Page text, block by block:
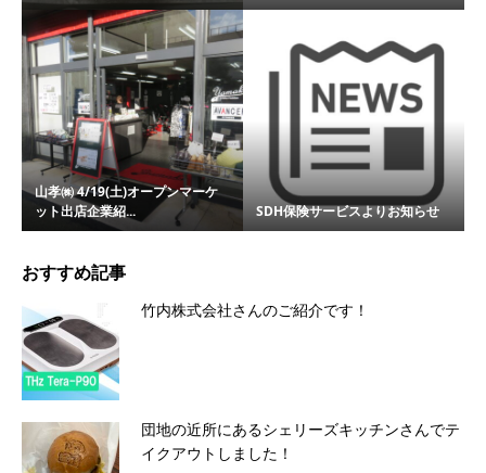
山孝㈱ 4/19(土)オープンマーケ
ット出店企業紹...
SDH保険サービスよりお知らせ
おすすめ記事
竹内株式会社さんのご紹介です！
団地の近所にあるシェリーズキッチンさんでテ
イクアウトしました！